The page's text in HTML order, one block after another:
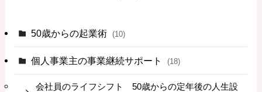
50歳からの起業術 (10)
個人事業主の事業継続サポート (18)
会社員のライフシフト 50歳からの定年後の人生設